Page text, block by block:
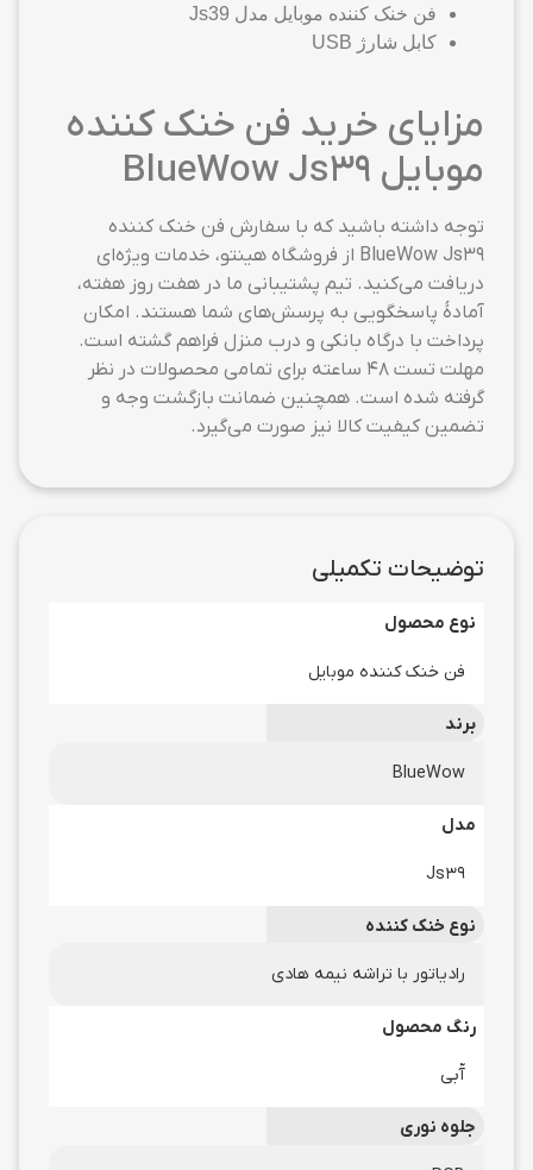
فن خنک کننده موبایل مدل Js39
کابل شارژ USB
مزایای خرید فن خنک کننده
موبایل BlueWow Js39
توجه داشته باشید که با سفارش فن خنک کننده
BlueWow Js39 از فروشگاه هینتو، خدمات ویژه‌ای
دریافت می‌کنید. تیم پشتیبانی ما در هفت روز هفته،
آمادهٔ پاسخگویی به پرسش‌های شما هستند. امکان
پرداخت با درگاه بانکی و درب منزل فراهم گشته است.
مهلت تست ۴۸ ساعته برای تمامی محصولات در نظر
گرفته شده است. همچنین ضمانت بازگشت وجه و
تضمین کیفیت کالا نیز صورت می‌گیرد.
توضیحات تکمیلی
نوع محصول
فن خنک کننده موبایل
برند
BlueWow
مدل
Js39
نوع خنک کننده
رادیاتور با تراشه نیمه هادی
رنگ محصول
آّبی
جلوه نوری